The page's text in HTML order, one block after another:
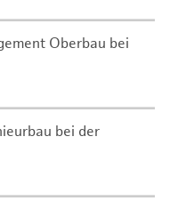
Oberbau bei
bei der